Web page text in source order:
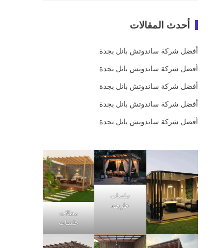
أحدث المقالات
أفضل شركة ساندوتش بانل بجدة
أفضل شركة ساندوتش بانل بجدة
أفضل شركة ساندوتش بانل بجدة
أفضل شركة ساندوتش بانل بجدة
أفضل شركة ساندوتش بانل بجدة
جلسات
خارجيه
مظلات
جلسات